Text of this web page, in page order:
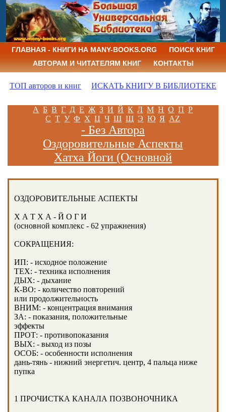
ГЛАВНАЯ - КНИГИ НА MANY-BOOKS.ORG
ПОИСК КНИГ
АВТОРАМ И ЧИТАТЕЛЯМ КНИГ
КОНТАКТЫ
ТОП авторов и книг ИСКАТЬ КНИГУ В БИБЛИОТЕКЕ
А Б В Г Д Е Ж З И Й К Л М Н О П Р
С Т У Ф Х Ц Ч Ш Щ Э Ю Я AZ
- Без Автора
Оздоровительные Аспекты
Хатха Йоги (Основной
ОЗДОРОВИТЕЛЬНЫЕ АСПЕКТЫ
Х А Т Х А - Й О Г И
(основной комплекс - 62 упражнения)
СОКРАЩЕНИЯ:
ИП: - исходное положение
ТЕХ: - техника исполнения
ДЫХ: - дыхание
К-ВО: - количество повторений
или продолжительность
ВНИМ: - концентрация внимания
ЗА: - показания, положительные
эффекты
ПРОТ: - противопоказания
ВЫХ: - выход из позы
ОСОБ: - особенности исполнения
дань-тянь - нижний энергетич. центр, 4 пальца ниже
пупка
1 ПРОЧИСТКА КАНАЛА ПОЗВОНОЧНИКА